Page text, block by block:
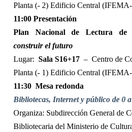
Planta (- 2) Edificio Central
11:00 Presentación
Plan Nacional de Lectura de
construir el futuro
Lugar: Sala S16+17 – Centro de
Planta (- 1) Edificio Central
11:30 Mesa redonda
Bibliotecas, Internet y público de 0
Organiza: Subdirección General de
Bibliotecaria del Ministerio de